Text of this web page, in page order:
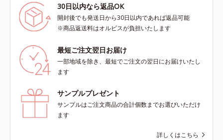
30日以内なら返品OK
開封後でも発送日から30日以内であれば返品可能
※商品返送料はオルビスが負担いたします
最短ご注文翌日お届け
一部地域を除き、最短でご注文の翌日にお届けいたし
ます
サンプルプレゼント
サンプルはご注文商品の合計個数までお選びいただけ
ます
詳しくはこちら